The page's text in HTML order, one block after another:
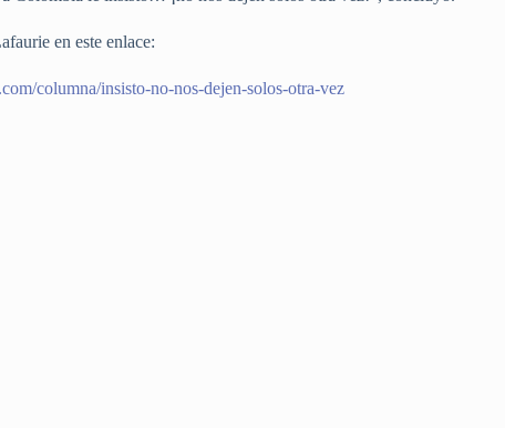
en este enlace:
columna/insisto-no-nos-dejen-solos-otra-vez